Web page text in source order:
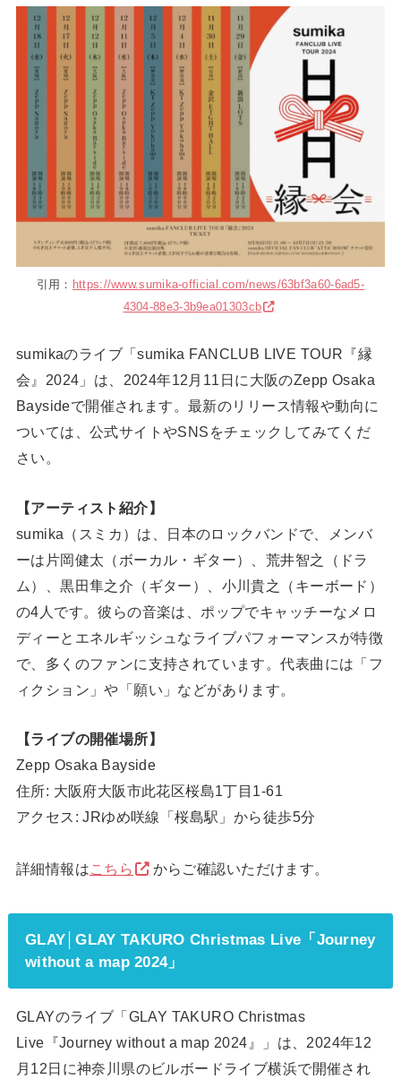
引用： https://www.sumika-official.com/news/63bf3a60-6ad5-
4304-88e3-3b9ea01303cb
sumikaのライブ「sumika FANCLUB LIVE TOUR『縁
会』2024」は、2024年12月11日に大阪のZepp Osaka
Baysideで開催されます。最新のリリース情報や動向に
ついては、公式サイトやSNSをチェックしてみてくだ
さい。
【アーティスト紹介】
sumika（スミカ）は、日本のロックバンドで、メンバ
ーは片岡健太（ボーカル・ギター）、荒井智之（ドラ
ム）、黒田隼之介（ギター）、小川貴之（キーボード）
の4人です。彼らの音楽は、ポップでキャッチーなメロ
ディーとエネルギッシュなライブパフォーマンスが特徴
で、多くのファンに支持されています。代表曲には「フ
ィクション」や「願い」などがあります。
【ライブの開催場所】
Zepp Osaka Bayside
住所: 大阪府大阪市此花区桜島1丁目1-61
アクセス: JRゆめ咲線「桜島駅」から徒歩5分
詳細情報はこちら からご確認いただけます。
GLAY│GLAY TAKURO Christmas Live「Journey
without a map 2024」
GLAYのライブ「GLAY TAKURO Christmas
Live『Journey without a map 2024』」は、2024年12
月12日に神奈川県のビルボードライブ横浜で開催され